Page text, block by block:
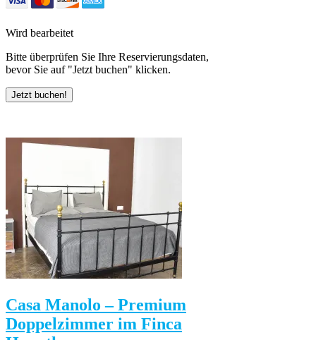
Wird bearbeitet
Bitte überprüfen Sie Ihre Reservierungsdaten,
bevor Sie auf "Jetzt buchen" klicken.
Casa Manolo – Premium
Doppelzimmer im Finca